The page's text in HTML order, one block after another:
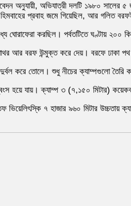
অনুযায়ী, অভিযাত্রী দলটি ১৯৮০
হিমবাহের প্রবাহ জমে গিয়েছিল, আর গলিত
করছিল। পর্বতটিতে ঘণ্টায় ২০০
পাথর আর বরফ উন্মুক্ত করে দেয়। বরফে
করে তোলে। শুধু নীচের ক্যাম্পগুলো তৈরি
হয়ে যায়। ক্যাম্প ৩ (৭,১৫০ মিটার)
ভিয়েলিৎস্কি ৭ হাজার ৯৬০ মিটার